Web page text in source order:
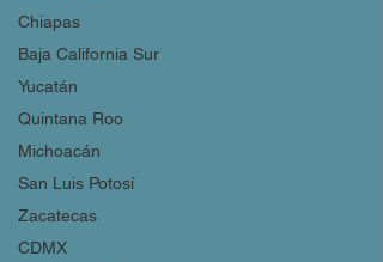
Chiapas
Baja California Sur
Yucatán
Quintana Roo
Michoacán
San Luis Potosí
Zacatecas
CDMX